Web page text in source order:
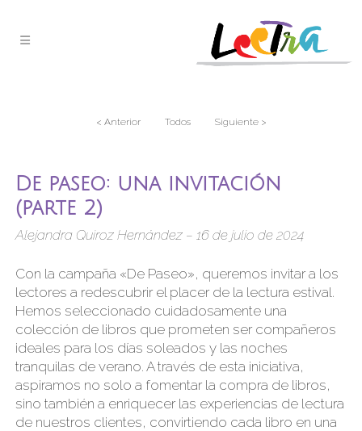
< Anterior Todos Siguiente >
De paseo: una invitación
(parte 2)
Alejandra Quiroz Hernández – 16 de julio de 2024
Con la campaña «De Paseo», queremos invitar a los
lectores a redescubrir el placer de la lectura estival.
Hemos seleccionado cuidadosamente una
colección de libros que prometen ser compañeros
ideales para los días soleados y las noches
tranquilas de verano. A través de esta iniciativa,
aspiramos no solo a fomentar la compra de libros,
sino también a enriquecer las experiencias de lectura
de nuestros clientes, convirtiendo cada libro en una